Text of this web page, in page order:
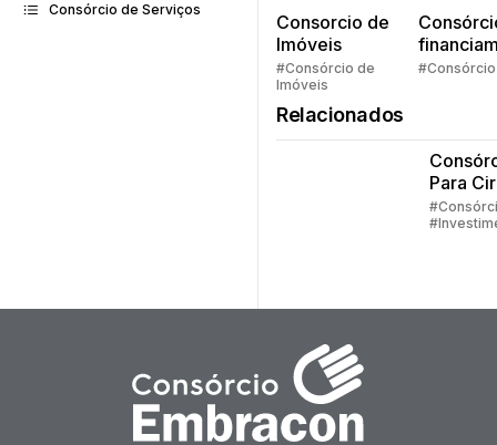
Consórcio de Serviços
Consorcio de
Imóveis
#Consórcio de
Imóveis
Quem
#Consórcio
Relacionados
Para
Plástica
Imóveis